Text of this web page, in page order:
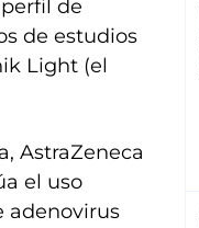
de
de estudios
Light (el
AstraZeneca
el uso
adenovirus